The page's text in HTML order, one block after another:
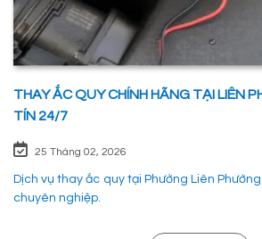
THAY ẮC QUY CHÍNH HÃNG TẠI LIÊN
TÍN 24/7
25 Tháng 02, 2026
Dịch vụ thay ắc quy tại Phường Liên
chuyên nghiệp.